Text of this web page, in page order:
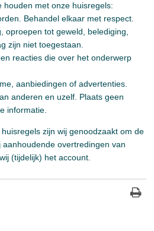
houden met onze huisregels:
Behandel elkaar met respect.
tot geweld, belediging,
zijn niet toegestaan.
reacties die over het onderwerp
aanbiedingen of advertenties.
anderen en uzelf. Plaats geen
informatie.
zijn wij genoodzaakt om de
overtredingen van
(tijdelijk) het account.